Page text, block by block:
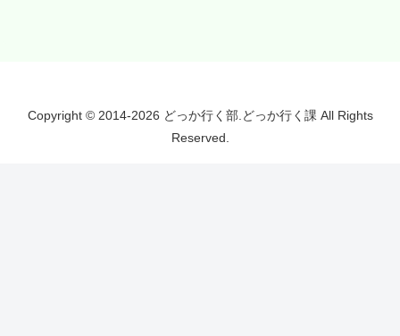
Copyright © 2014-2026 どっか行く部.どっか行く課 All Rights
Reserved.